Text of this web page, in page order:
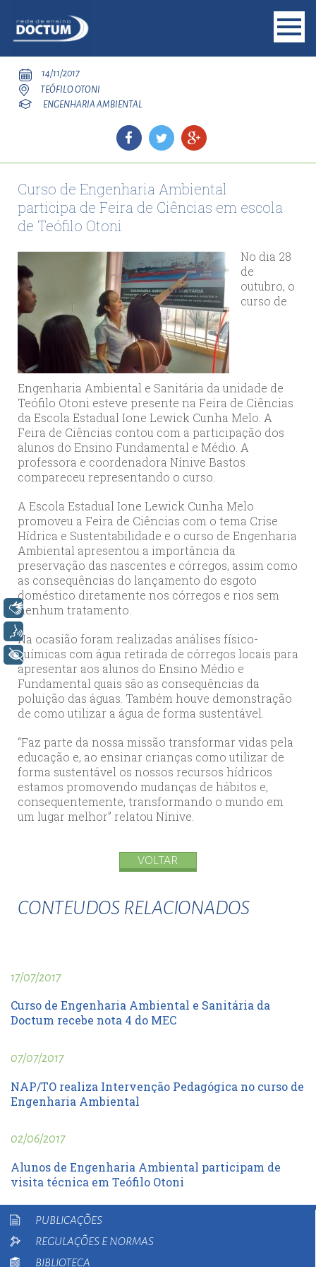
14/11/2017
TEÓFILO OTONI
ENGENHARIA AMBIENTAL
Curso de Engenharia Ambiental
participa de Feira de Ciências em escola
de Teófilo Otoni
No dia 28
de
outubro, o
curso de
Engenharia Ambiental e Sanitária da unidade de
Teófilo Otoni esteve presente na Feira de Ciências
da Escola Estadual Ione Lewick Cunha Melo. A
Feira de Ciências contou com a participação dos
alunos do Ensino Fundamental e Médio. A
professora e coordenadora Nínive Bastos
compareceu representando o curso.
A Escola Estadual Ione Lewick Cunha Melo
promoveu a Feira de Ciências com o tema Crise
Hídrica e Sustentabilidade e o curso de Engenharia
Ambiental apresentou a importância da
preservação das nascentes e córregos, assim como
as consequências do lançamento do esgoto
doméstico diretamente nos córregos e rios sem
nenhum tratamento.
Na ocasião foram realizadas análises físico-
químicas com água retirada de córregos locais para
apresentar aos alunos do Ensino Médio e
Fundamental quais são as consequências da
poluição das águas. Também houve demonstração
de como utilizar a água de forma sustentável.
“Faz parte da nossa missão transformar vidas pela
educação e, ao ensinar crianças como utilizar de
forma sustentável os nossos recursos hídricos
estamos promovendo mudanças de hábitos e,
consequentemente, transformando o mundo em
um lugar melhor” relatou Nínive.
VOLTAR
CONTEUDOS RELACIONADOS
17/07/2017
Curso de Engenharia Ambiental e Sanitária da
Doctum recebe nota 4 do MEC
07/07/2017
NAP/TO realiza Intervenção Pedagógica no curso de
Engenharia Ambiental
02/06/2017
Alunos de Engenharia Ambiental participam de
visita técnica em Teófilo Otoni
PUBLICAÇÕES
REGULAÇÕES E NORMAS
BIBLIOTECA
Libras
+ Acessibilidade